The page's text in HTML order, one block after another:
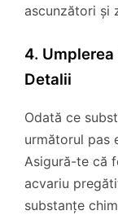
ascunzători și
4.
Detalii
Odată ce
următorul pas
Asigură-te că
acvariu
substanțe